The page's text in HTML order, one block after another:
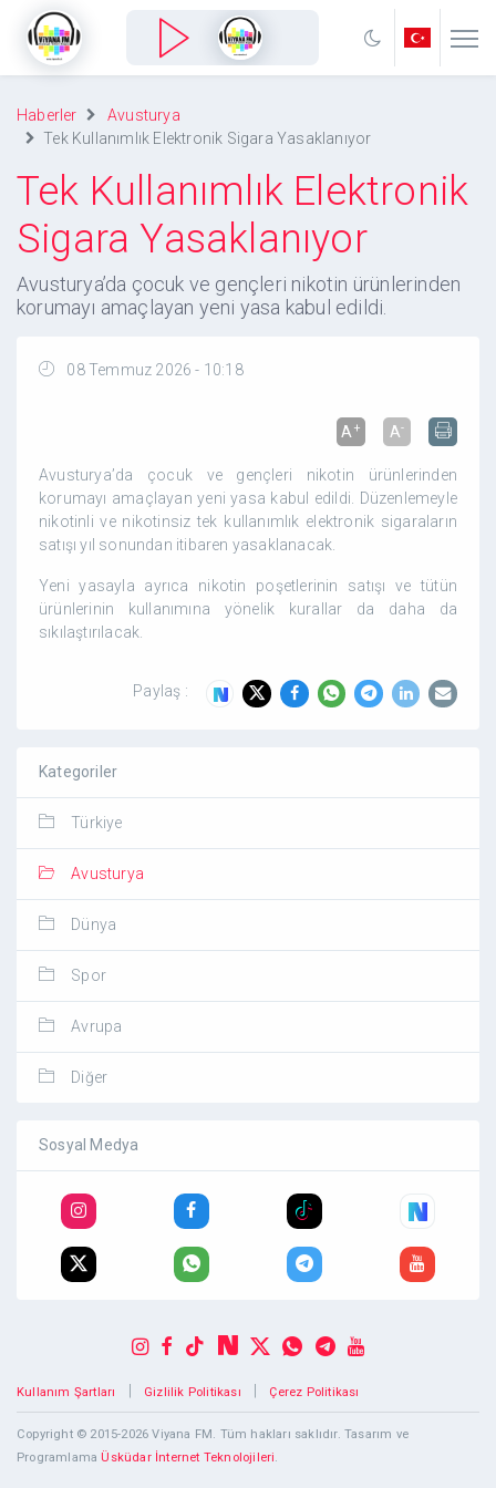
Haberler
Avusturya
Tek Kullanımlık Elektronik Sigara Yasaklanıyor
Tek Kullanımlık Elektronik
Sigara Yasaklanıyor
Avusturya’da çocuk ve gençleri nikotin ürünlerinden
korumayı amaçlayan yeni yasa kabul edildi.
08 Temmuz 2026 - 10:18
A+ A-
Avusturya’da çocuk ve gençleri nikotin ürünlerinden
korumayı amaçlayan yeni yasa kabul edildi. Düzenlemeyle
nikotinli ve nikotinsiz tek kullanımlık elektronik sigaraların
satışı yıl sonundan itibaren yasaklanacak.
Yeni yasayla ayrıca nikotin poşetlerinin satışı ve tütün
ürünlerinin kullanımına yönelik kurallar da daha da
sıkılaştırılacak.
Paylaş :
Kategoriler
Türkiye
Avusturya
Dünya
Spor
Avrupa
Diğer
Sosyal Medya
Kullanım Şartları Gizlilik Politikası Çerez Politikası
Copyright © 2015-2026 Viyana FM. Tüm hakları saklıdır. Tasarım ve
Programlama Üsküdar İnternet Teknolojileri.